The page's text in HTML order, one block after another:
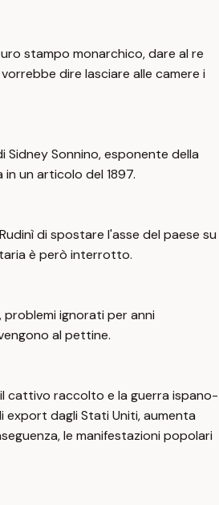
stampo monarchico, dare al re
dire lasciare alle camere i
Sidney Sonnino, esponente della
un articolo del 1897.
di spostare l'asse del paese su
è però interrotto.
problemi ignorati per anni
al pettine.
cattivo raccolto e la guerra ispano-
export dagli Stati Uniti, aumenta
le manifestazioni popolari